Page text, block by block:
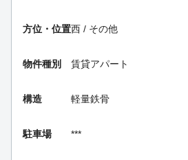
方位・位置西 / その他
物件種別 賃貸アパート
構造 軽量鉄骨
駐車場 ***